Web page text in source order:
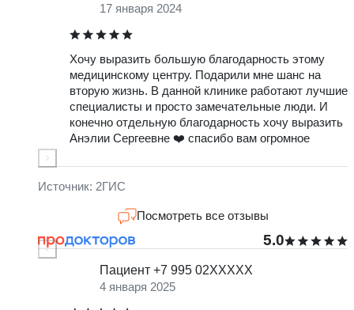
17 января 2024
Хочу выразить большую благодарность этому
медицинскому центру. Подарили мне шанс на
вторую жизнь. В данной клинике работают лучшие
специалисты и просто замечательные люди. И
конечно отдельную благодарность хочу выразить
Анэлии Сергеевне ❤️ спасибо вам огромное
Источник: 2ГИС
Посмотреть все отзывы
5.0
Пациент +7 995 02XXXXX
4 января 2025